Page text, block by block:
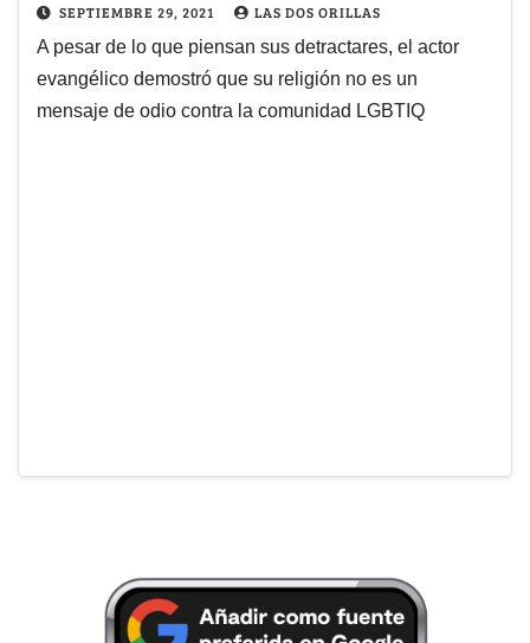
SEPTIEMBRE 29, 2021 LAS DOS ORILLAS
A pesar de lo que piensan sus detractares, el actor
evangélico demostró que su religión no es un
mensaje de odio contra la comunidad LGBTIQ